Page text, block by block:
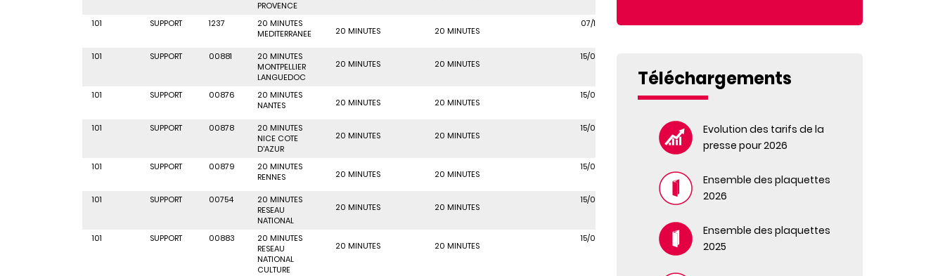
PROVENCE
101 SUPPORT 1237
20 MINUTES
MEDITERRANEE
20 MINUTES 20 MINUTES
07/10/2022
101 SUPPORT 00881
20 MINUTES
MONTPELLIER
LANGUEDOC
20 MINUTES 20 MINUTES
15/06/2018
101 SUPPORT 00876
20 MINUTES
NANTES
20 MINUTES 20 MINUTES
15/06/2018
101 SUPPORT 00878
20 MINUTES
NICE COTE
D'AZUR
20 MINUTES 20 MINUTES
15/06/2018
101 SUPPORT 00879
20 MINUTES
RENNES
20 MINUTES 20 MINUTES
15/06/2018
101 SUPPORT 00754
20 MINUTES
RESEAU
NATIONAL
20 MINUTES 20 MINUTES
15/06/2018
101 SUPPORT 00883
20 MINUTES
RESEAU
NATIONAL
CULTURE
20 MINUTES 20 MINUTES
15/06/2018
Téléchargements
Evolution des tarifs de la
presse pour 2026
Ensemble des plaquettes
2026
Ensemble des plaquettes
2025